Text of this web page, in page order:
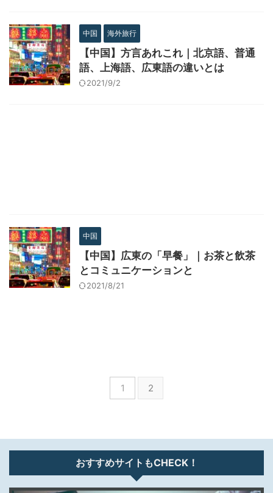
中国 海外旅行
【中国】方言あれこれ｜北京語、普通
語、上海語、広東語の違いとは
2021/9/2
中国
【中国】広東の「早餐」｜お茶と飲茶
とコミュニケーションと
2021/8/21
1 2
おすすめサイトもCHECK！